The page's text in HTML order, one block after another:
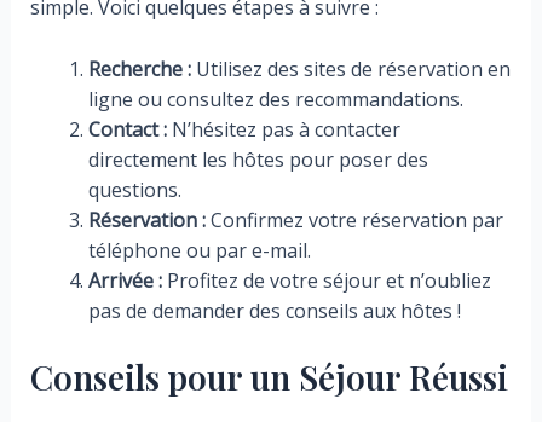
simple. Voici quelques étapes à suivre :
Recherche :Utilisez des sites de réservation en
ligne ou consultez des recommandations.
Contact :N’hésitez pas à contacter
directement les hôtes pour poser des
questions.
Réservation :Confirmez votre réservation par
téléphone ou par e-mail.
Arrivée :Profitez de votre séjour et n’oubliez
pas de demander des conseils aux hôtes !
Conseils pour un Séjour Réussi